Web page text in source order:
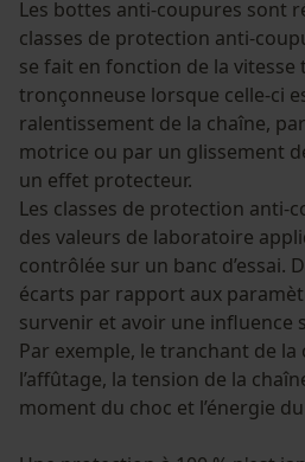
Les bottes anti-coupures sont
classes de protection anti-
se fait en fonction de la vitesse
tronçonneuse lorsque celle-ci
ralentissement de la chaîne,
motrice ou par un glissement
un effet protecteur.
Les classes de protection anti-
des valeurs de laboratoire
contrôlée sur un banc d’essai.
écarts par rapport aux
survenir et avoir une influence
Par exemple, le tranchant de
l’affûtage, la tension de la
moment du choc et l’énergie